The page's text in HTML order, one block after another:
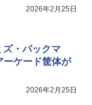
2026年2月25日
ズ・パックマ
ーケード筐体が
2026年2月25日